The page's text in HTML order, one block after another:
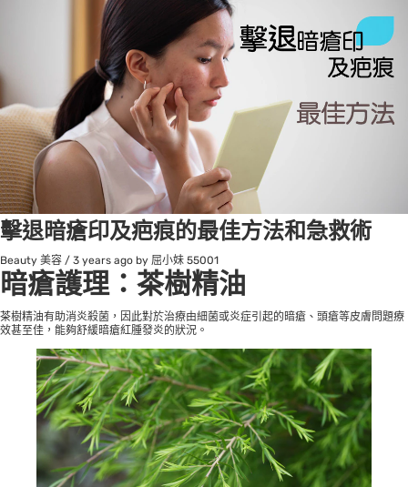
擊退暗瘡印及疤痕的最佳方法和急救術
Beauty 美容 / 3 years ago by 屈小妹 55001
暗瘡護理： 茶樹精油
茶樹精油有助消炎殺菌，因此對於治療由細菌或炎症引起的暗瘡、頭瘡等皮膚問題療
效甚至佳，能夠舒緩暗瘡紅腫發炎的狀況。